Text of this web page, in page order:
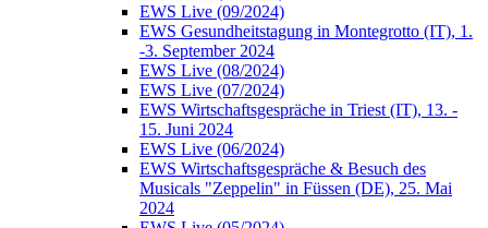
EWS Live (09/2024)
EWS Gesundheitstagung in Montegrotto (IT), 1.
-3. September 2024
EWS Live (08/2024)
EWS Live (07/2024)
EWS Wirtschaftsgespräche in Triest (IT), 13. -
15. Juni 2024
EWS Live (06/2024)
EWS Wirtschaftsgespräche & Besuch des
Musicals "Zeppelin" in Füssen (DE), 25. Mai
2024